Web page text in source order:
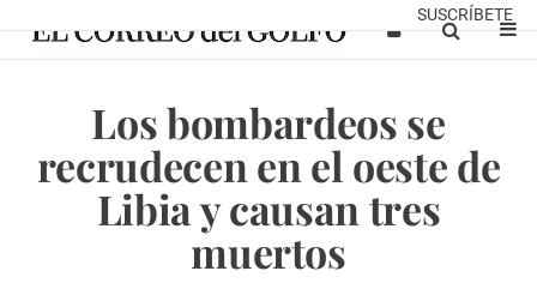
SUSCRÍBETE
Los bombardeos se
recrudecen en el oeste de
Libia y causan tres
muertos